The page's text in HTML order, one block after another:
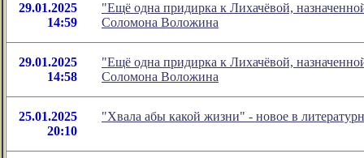
29.01.2025
14:59
"Ещё одна придирка к Лихачёвой,
Соломона Воложина
29.01.2025
14:58
"Ещё одна придирка к Лихачёвой,
Соломона Воложина
25.01.2025
20:10
"Хвала абы какой жизни" - новое в